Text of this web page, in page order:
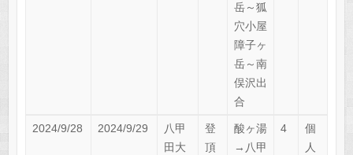
岳～狐
穴小屋
障子ヶ
岳～南
俣沢出
合
2024/9/28 2024/9/29
八甲
田大
登
頂
酸ヶ湯
→八甲
4
個
人